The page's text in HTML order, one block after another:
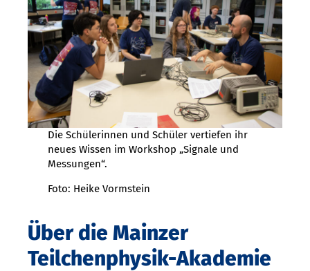
Die Schülerinnen und Schüler vertiefen ihr
neues Wissen im Workshop „Signale und
Messungen“.
Foto: Heike Vormstein
Über die Mainzer
Teilchenphysik-Akademie